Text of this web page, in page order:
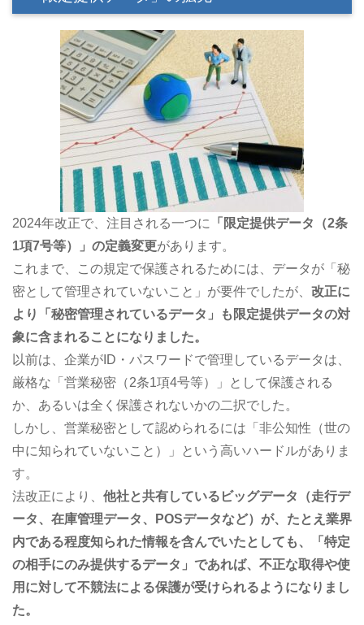
2024年改正で、注目される一つに
「限定提供データ（2条
1項7号等）」の定義変更があります。
これまで、この規定で保護されるためには、データが「秘
密として管理されていないこと」が要件でしたが、 改正に
より「秘密管理されているデータ」も限定提供データの対
象に含まれることになりました。
以前は、企業がID・パスワードで管理しているデータは、
厳格な「営業秘密（2条1項4号等）」として保護される
か、あるいは全く保護されないかの二択でした。
しかし、営業秘密として認められるには「非公知性（世の
中に知られていないこと）」という高いハードルがありま
す。
法改正により、 他社と共有しているビッグデータ（走行デ
ータ、在庫管理データ、POSデータなど）が、たとえ業界
内である程度知られた情報を含んでいたとしても、「特定
の相手にのみ提供するデータ」であれば、不正な取得や使
用に対して不競法による保護が受けられるようになりまし
た。